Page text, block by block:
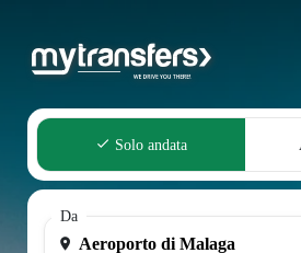
Solo andata
Da